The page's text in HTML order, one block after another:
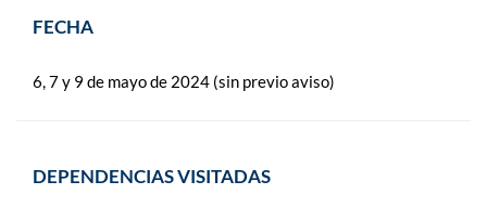
FECHA
6, 7 y 9 de mayo de 2024 (sin previo aviso)
DEPENDENCIAS VISITADAS